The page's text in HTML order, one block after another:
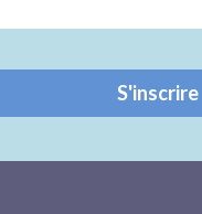
S'inscrire